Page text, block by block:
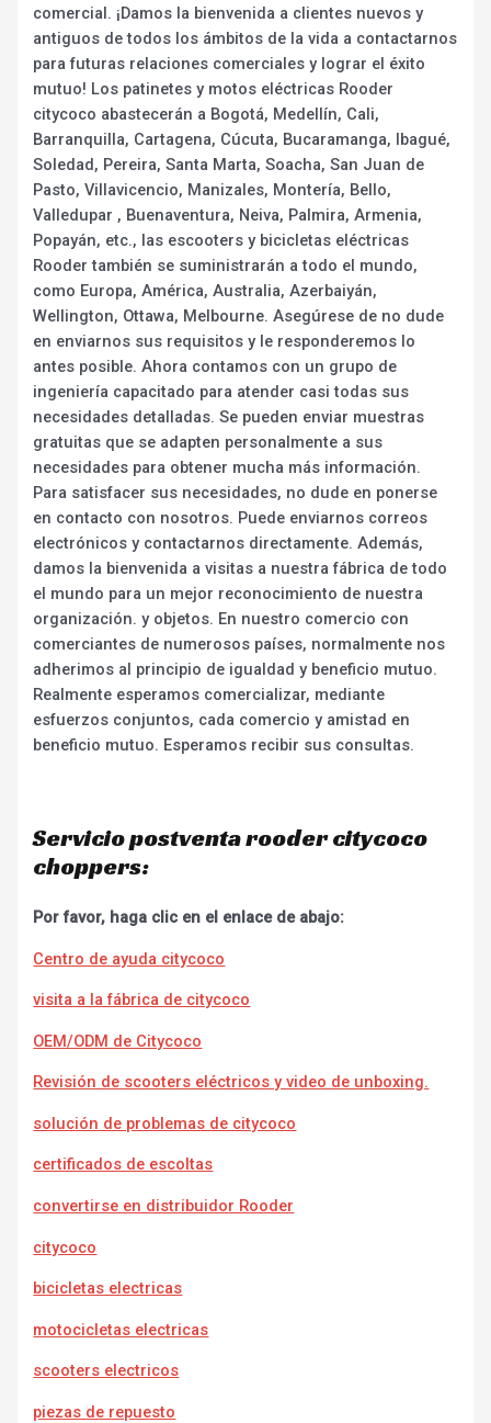
comercial. ¡Damos la bienvenida a clientes nuevos y
antiguos de todos los ámbitos de la vida a contactarnos
para futuras relaciones comerciales y lograr el éxito
mutuo! Los patinetes y motos eléctricas Rooder
citycoco abastecerán a Bogotá, Medellín, Cali,
Barranquilla, Cartagena, Cúcuta, Bucaramanga, Ibagué,
Soledad, Pereira, Santa Marta, Soacha, San Juan de
Pasto, Villavicencio, Manizales, Montería, Bello,
Valledupar , Buenaventura, Neiva, Palmira, Armenia,
Popayán, etc., las escooters y bicicletas eléctricas
Rooder también se suministrarán a todo el mundo,
como Europa, América, Australia, Azerbaiyán,
Wellington, Ottawa, Melbourne. Asegúrese de no dude
en enviarnos sus requisitos y le responderemos lo
antes posible. Ahora contamos con un grupo de
ingeniería capacitado para atender casi todas sus
necesidades detalladas. Se pueden enviar muestras
gratuitas que se adapten personalmente a sus
necesidades para obtener mucha más información.
Para satisfacer sus necesidades, no dude en ponerse
en contacto con nosotros. Puede enviarnos correos
electrónicos y contactarnos directamente. Además,
damos la bienvenida a visitas a nuestra fábrica de todo
el mundo para un mejor reconocimiento de nuestra
organización. y objetos. En nuestro comercio con
comerciantes de numerosos países, normalmente nos
adherimos al principio de igualdad y beneficio mutuo.
Realmente esperamos comercializar, mediante
esfuerzos conjuntos, cada comercio y amistad en
beneficio mutuo. Esperamos recibir sus consultas.
Servicio postventa rooder citycoco
choppers:
Por favor, haga clic en el enlace de abajo:
Centro de ayuda citycoco
visita a la fábrica de citycoco
OEM/ODM de Citycoco
Revisión de scooters eléctricos y video de unboxing.
solución de problemas de citycoco
certificados de escoltas
convertirse en distribuidor Rooder
citycoco
bicicletas electricas
motocicletas electricas
scooters electricos
piezas de repuesto